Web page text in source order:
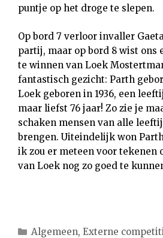
puntje op het droge te slepen.
Op bord 7 verloor invaller
partij, maar op bord 8 wist ons
te winnen van Loek
fantastisch gezicht: Parth
Loek geboren in 1936, een
maar liefst 76 jaar! Zo zie je
schaken mensen van alle
brengen. Uiteindelijk won
ik zou er meteen voor tekenen
van Loek nog zo goed te
Categorieën
Algemeen, Externe